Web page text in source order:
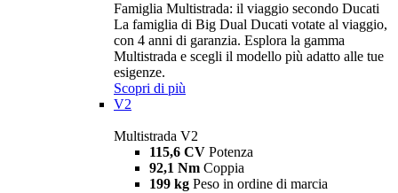
Famiglia Multistrada: il viaggio secondo Ducati
La famiglia di Big Dual Ducati votate al viaggio,
con 4 anni di garanzia. Esplora la gamma
Multistrada e scegli il modello più adatto alle tue
esigenze.
Scopri di più
V2
Multistrada V2
115,6 CV Potenza
92,1 Nm Coppia
199 kg Peso in ordine di marcia